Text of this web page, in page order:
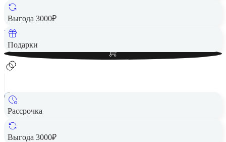
Выгода 3000₽
Подарки
7 490 ₽
Вернем до
Рассрочка
Выгода 3000₽
Смарт-часы HONOR Watch 4 Gold (TMA-B19)
7 490 ₽